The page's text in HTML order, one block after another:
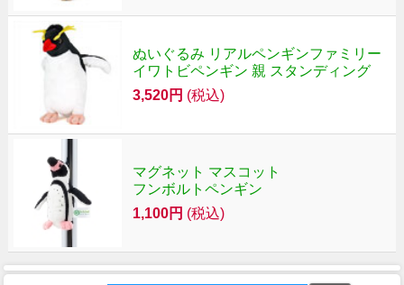
ぬいぐるみ リアルペンギンファミリー
イワトビペンギン 親 スタンディング
3,520円 (税込)
マグネット マスコット
フンボルトペンギン
1,100円 (税込)